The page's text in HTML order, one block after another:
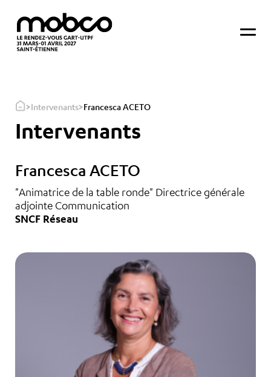
>Intervenants>Francesca ACETO
Intervenants
Francesca ACETO
"Animatrice de la table ronde" Directrice générale
adjointe Communication
SNCF Réseau